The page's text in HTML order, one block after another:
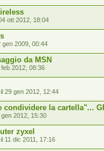
ott 2012, 18:04
gen 2009, 00:44
da MSN
feb 2012, 08:36
il 29 gen 2012, 12:44
la cartella"...
gen 2012, 15:30
zyxel
il 11 dic 2011, 17:16